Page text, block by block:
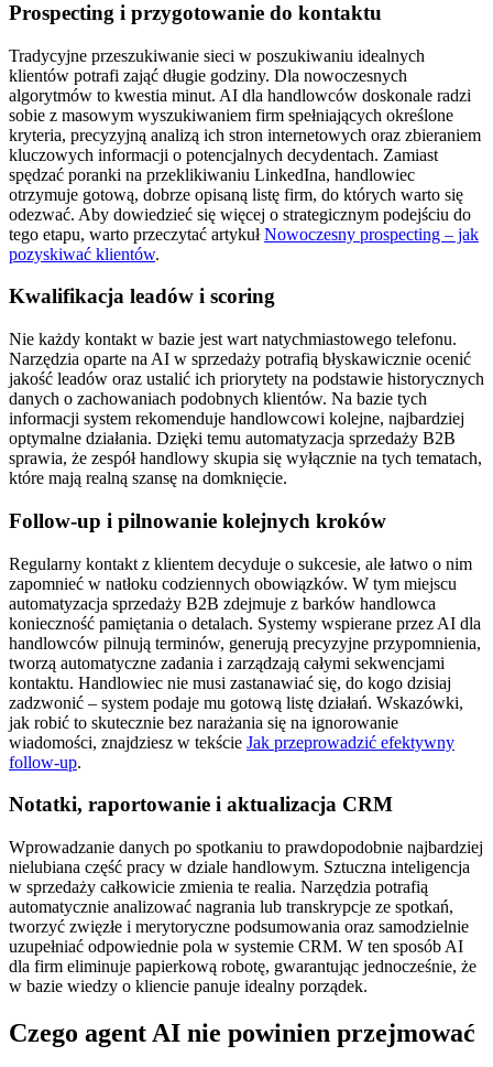
Prospecting i przygotowanie do kontaktu
Tradycyjne przeszukiwanie sieci w poszukiwaniu idealnych
klientów potrafi zająć długie godziny. Dla nowoczesnych
algorytmów to kwestia minut. AI dla handlowców doskonale radzi
sobie z masowym wyszukiwaniem firm spełniających określone
kryteria, precyzyjną analizą ich stron internetowych oraz zbieraniem
kluczowych informacji o potencjalnych decydentach. Zamiast
spędzać poranki na przeklikiwaniu LinkedIna, handlowiec
otrzymuje gotową, dobrze opisaną listę firm, do których warto się
odezwać. Aby dowiedzieć się więcej o strategicznym podejściu do
tego etapu, warto przeczytać artykułNowoczesny prospecting – jak
pozyskiwać klientów.
Kwalifikacja leadów i scoring
Nie każdy kontakt w bazie jest wart natychmiastowego telefonu.
Narzędzia oparte na AI w sprzedaży potrafią błyskawicznie ocenić
jakość leadów oraz ustalić ich priorytety na podstawie historycznych
danych o zachowaniach podobnych klientów. Na bazie tych
informacji system rekomenduje handlowcowi kolejne, najbardziej
optymalne działania. Dzięki temu automatyzacja sprzedaży B2B
sprawia, że zespół handlowy skupia się wyłącznie na tych tematach,
które mają realną szansę na domknięcie.
Follow-up i pilnowanie kolejnych kroków
Regularny kontakt z klientem decyduje o sukcesie, ale łatwo o nim
zapomnieć w natłoku codziennych obowiązków. W tym miejscu
automatyzacja sprzedaży B2B zdejmuje z barków handlowca
konieczność pamiętania o detalach. Systemy wspierane przez AI dla
handlowców pilnują terminów, generują precyzyjne przypomnienia,
tworzą automatyczne zadania i zarządzają całymi sekwencjami
kontaktu. Handlowiec nie musi zastanawiać się, do kogo dzisiaj
zadzwonić – system podaje mu gotową listę działań. Wskazówki,
jak robić to skutecznie bez narażania się na ignorowanie
wiadomości, znajdziesz w tekście Jak przeprowadzić efektywny
follow-up.
Notatki, raportowanie i aktualizacja CRM
Wprowadzanie danych po spotkaniu to prawdopodobnie najbardziej
nielubiana część pracy w dziale handlowym. Sztuczna inteligencja
w sprzedaży całkowicie zmienia te realia. Narzędzia potrafią
automatycznie analizować nagrania lub transkrypcje ze spotkań,
tworzyć zwięzłe i merytoryczne podsumowania oraz samodzielnie
uzupełniać odpowiednie pola w systemie CRM. W ten sposób AI
dla firm eliminuje papierkową robotę, gwarantując jednocześnie, że
w bazie wiedzy o kliencie panuje idealny porządek.
Czego agent AI nie powinien przejmować